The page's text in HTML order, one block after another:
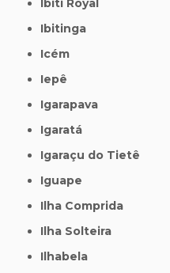
Ibiti Royal
Ibitinga
Icém
Iepê
Igarapava
Igaratá
Igaraçu do Tietê
Iguape
Ilha Comprida
Ilha Solteira
Ilhabela